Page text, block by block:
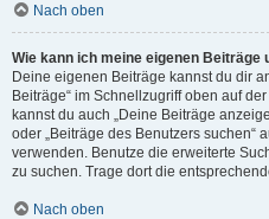
Nach oben
Wie kann ich meine eigenen Beiträge
Deine eigenen Beiträge kannst du dir
Beiträge“ im Schnellzugriff oben auf
kannst du auch „Deine Beiträge
oder „Beiträge des Benutzers suchen“
verwenden. Benutze die erweiterte
zu suchen. Trage dort die
Nach oben